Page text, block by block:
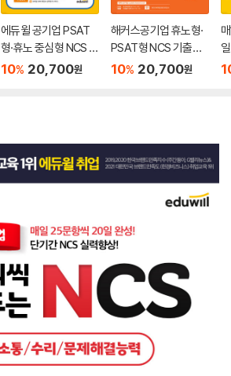
에듀윌 공기업 PSAT
형·휴노 중심형 NCS 실
전모의고사 7회
10% 20,700원
해커스공기업 휴노형·
PSAT형 NCS 기출동
형모의고사 7회분
10% 20,700원
S